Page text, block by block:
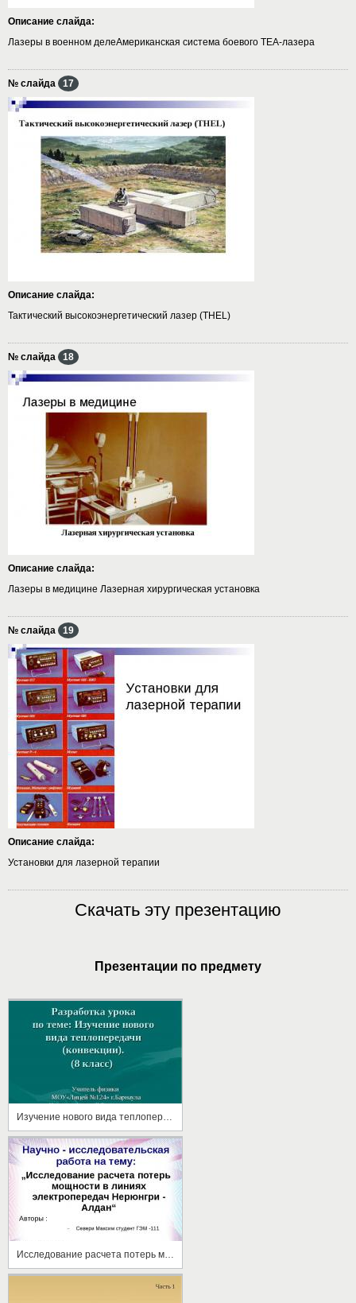
Описание слайда:
Лазеры в военном делеАмериканская система боевого ТЕА-лазера
№ слайда 17
Описание слайда:
Тактический высокоэнергетический лазер (THEL)
№ слайда 18
Описание слайда:
Лазеры в медицине Лазерная хирургическая установка
№ слайда 19
Описание слайда:
Установки для лазерной терапии
Скачать эту презентацию
Презентации по предмету